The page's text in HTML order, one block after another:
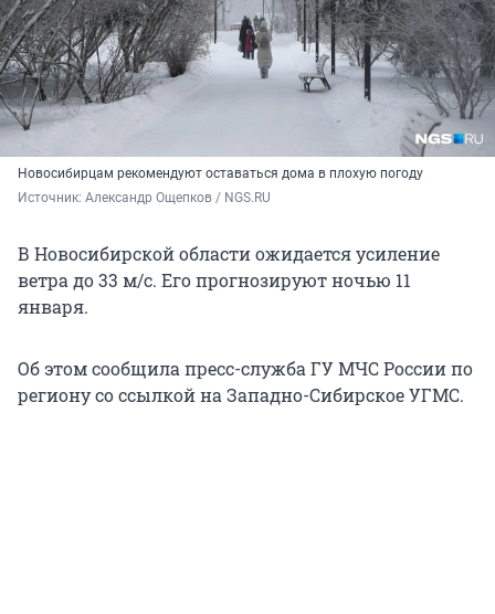
Новосибирцам рекомендуют оставаться дома в плохую погоду
Источник: Александр Ощепков / NGS.RU
В Новосибирской области ожидается усиление
ветра до 33 м/с. Его прогнозируют ночью 11
января.
Об этом сообщила пресс-служба ГУ МЧС России по
региону со ссылкой на Западно-Сибирское УГМС.